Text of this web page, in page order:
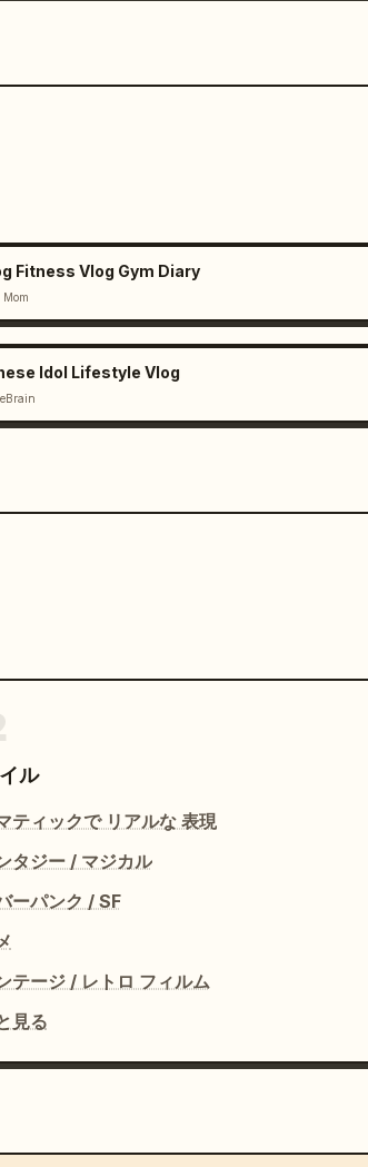
Fitness Vlog Gym Diary
Idol Lifestyle Vlog
ル
ティックで リアルな 表現
タジー / マジカル
ーパンク / SF
テージ / レトロ フィルム
見る